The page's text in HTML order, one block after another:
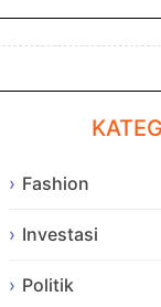
Fashion
Investasi
Politik